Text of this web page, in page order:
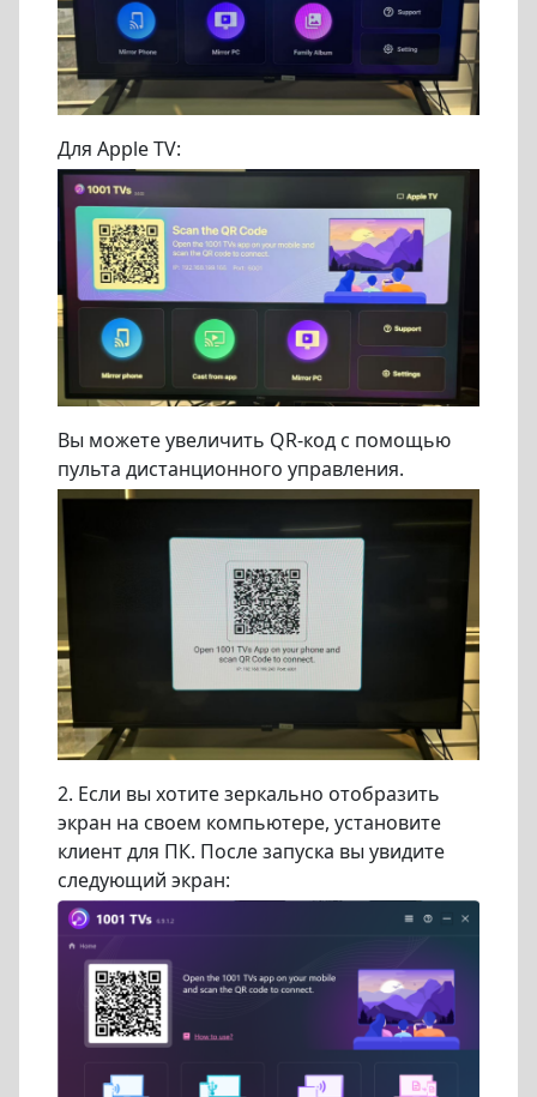
Для Apple TV:
Вы можете увеличить QR-код с помощью
пульта дистанционного управления.
2. Если вы хотите зеркально отобразить
экран на своем компьютере, установите
клиент для ПК. После запуска вы увидите
следующий экран: